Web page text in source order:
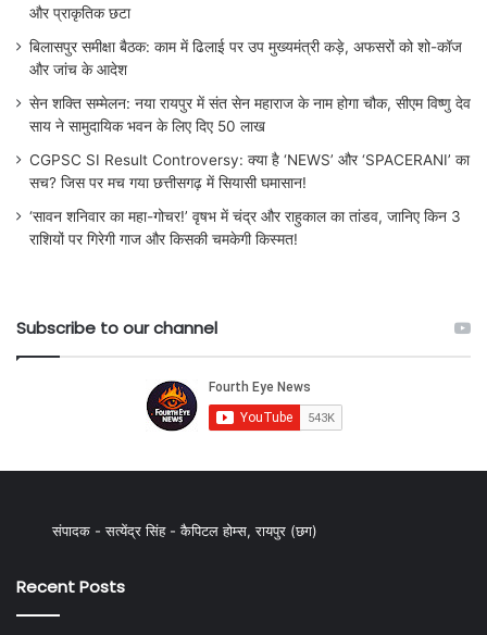
और प्राकृतिक छटा
बिलासपुर समीक्षा बैठक: काम में ढिलाई पर उप मुख्यमंत्री कड़े, अफसरों को शो-कॉज
और जांच के आदेश
सेन शक्ति सम्मेलन: नया रायपुर में संत सेन महाराज के नाम होगा चौक, सीएम विष्णु देव
साय ने सामुदायिक भवन के लिए दिए 50 लाख
CGPSC SI Result Controversy: क्या है ‘NEWS’ और ‘SPACERANI’ का
सच? जिस पर मच गया छत्तीसगढ़ में सियासी घमासान!
‘सावन शनिवार का महा-गोचर!’ वृषभ में चंद्र और राहुकाल का तांडव, जानिए किन 3
राशियों पर गिरेगी गाज और किसकी चमकेगी किस्मत!
Subscribe to our channel
संपादक - सत्येंद्र सिंह - कैपिटल होम्स, रायपुर (छग)
Recent Posts